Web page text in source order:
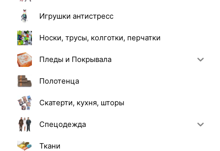
Игрушки антистресс
Носки, трусы, колготки, перчатки
Пледы и Покрывала
Полотенца
Скатерти, кухня, шторы
Спецодежда
Ткани